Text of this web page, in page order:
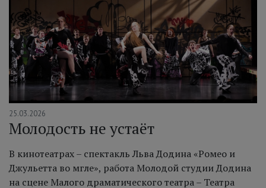
25.03.2026
Молодость не устаёт
В кинотеатрах – спектакль Льва Додина «Ромео и
Джульетта во мгле», работа Молодой студии Додина
на сцене Малого драматического театра – Театра